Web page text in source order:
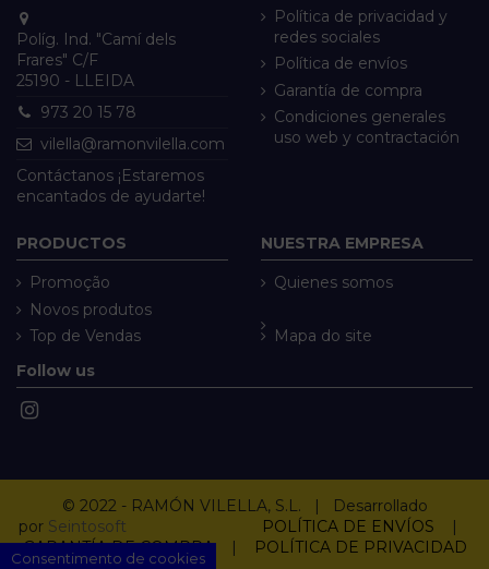
Políg. Ind. "Camí dels
Frares" C/F
25190 - LLEIDA
973 20 15 78
vilella@ramonvilella.com
Contáctanos ¡Estaremos
encantados de ayudarte!
Política de privacidad y
redes sociales
Política de envíos
Garantía de compra
Condiciones generales
uso web y contractación
PRODUCTOS
Promoção
Novos produtos
Top de Vendas
NUESTRA EMPRESA
Quienes somos
Mapa do site
Follow us
© 2022 - RAMÓN VILELLA, S.L. | Desarrollado
por Seintosoft POLÍTICA DE ENVÍOS
|
GARANTÍA DE COMPRA| POLÍTICA DE PRIVACIDAD
Consentimento de cookies